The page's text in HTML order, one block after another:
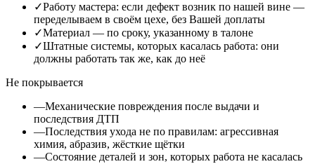
✓Работу мастера: если дефект возник по нашей вине —
переделываем в своём цехе, без Вашей доплаты
✓Материал — по сроку, указанному в талоне
✓Штатные системы, которых касалась работа: они
должны работать так же, как до неё
Не покрывается
—Механические повреждения после выдачи и
последствия ДТП
—Последствия ухода не по правилам: агрессивная
химия, абразив, жёсткие щётки
—Состояние деталей и зон, которых работа не касалась